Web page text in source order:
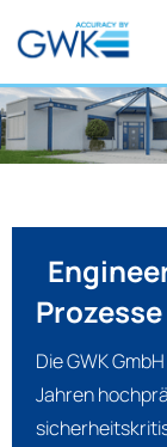
Prozesse
Die GWK
Jahren